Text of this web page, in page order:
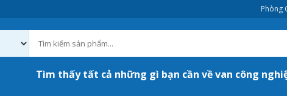
Phòng
Tìm thấy tất cả những gì bạn cần về van công